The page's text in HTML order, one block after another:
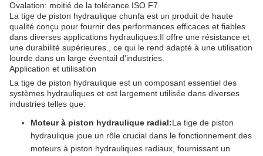
Ovalation: moitié de la tolérance ISO F7
La tige de piston hydraulique chunfa est un produit de haute
qualité conçu pour fournir des performances efficaces et fiables
dans diverses applications hydrauliques.Il offre une résistance et
une durabilité supérieures., ce qui le rend adapté à une utilisation
lourde dans un large éventail d'industries.
Application et utilisation
La tige de piston hydraulique est un composant essentiel des
systèmes hydrauliques et est largement utilisée dans diverses
industries telles que:
Moteur à piston hydraulique radial:La tige de piston
hydraulique joue un rôle crucial dans le fonctionnement des
moteurs à piston hydrauliques radiaux, fournissant un